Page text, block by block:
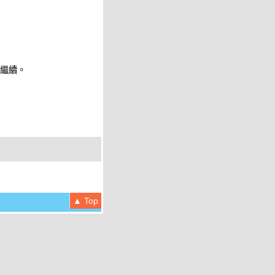
續。
▲ Top